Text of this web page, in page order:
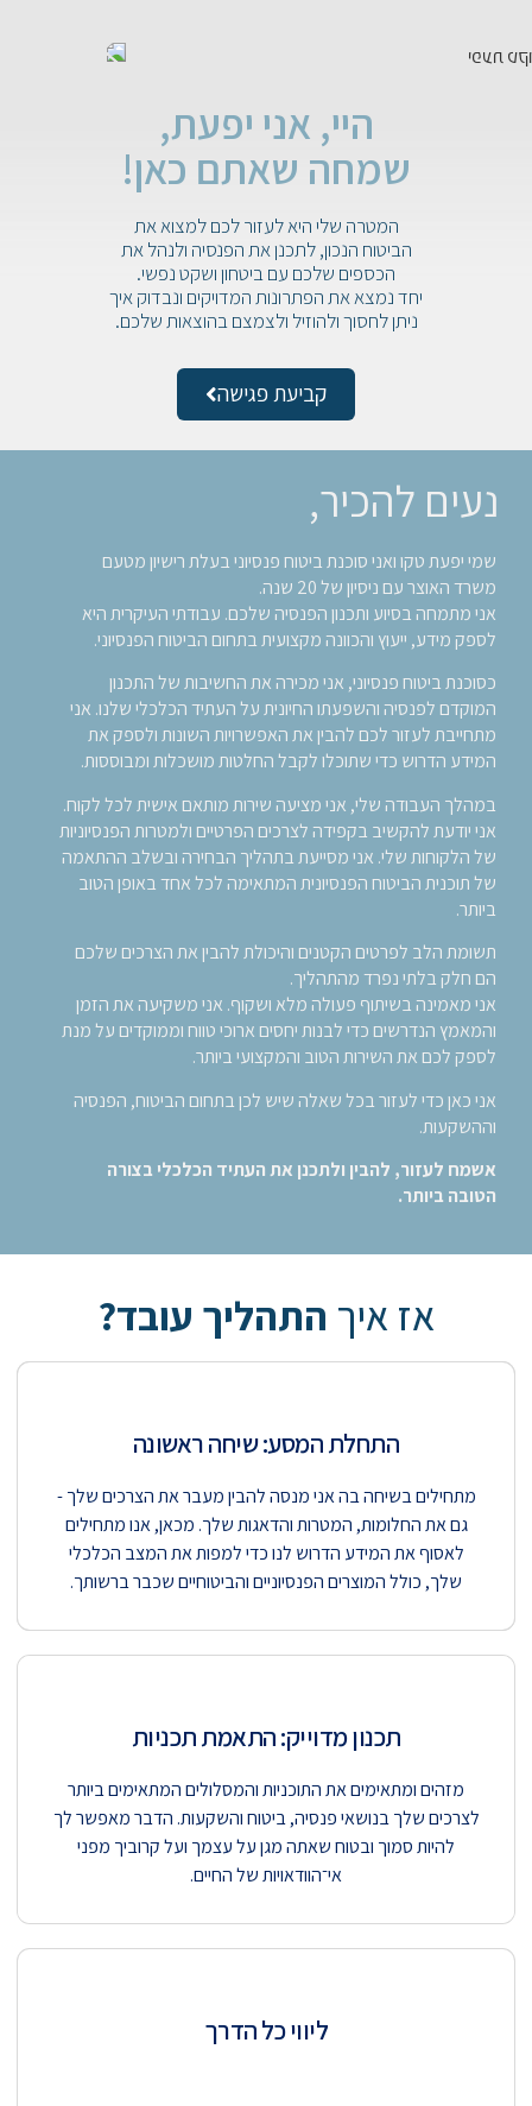
היי, אני יפעת,
שמחה שאתם כאן!
המטרה שלי היא לעזור לכם למצוא את
הביטוח הנכון, לתכנן את הפנסיה ולנהל את
הכספים שלכם עם ביטחון ושקט נפשי.
יחד נמצא את הפתרונות המדויקים ונבדוק איך
ניתן לחסוך ולהוזיל ולצמצם בהוצאות שלכם.
קביעת פגישה
נעים להכיר,
שמי יפעת טקו ואני סוכנת ביטוח פנסיוני בעלתרישיון מטעם
משרד האוצרעם ניסיון של 20 שנה.
אני מתמחה בסיוע ותכנון הפנסיה שלכם. עבודתי העיקרית היא
לספק מידע, ייעוץ והכוונה מקצועית בתחום הביטוח הפנסיוני.
כסוכנת ביטוח פנסיוני, אני מכירה את החשיבות של התכנון
המוקדם לפנסיה והשפעתו החיונית על העתיד הכלכלי שלנו. אני
מתחייבת לעזור לכם להבין את האפשרויות השונות ולספק את
המידע הדרוש כדי שתוכלו לקבל החלטות מושכלות ומבוססות.
במהלך העבודה שלי, אני מציעה שירות מותאם אישית לכל לקוח.
אני יודעת להקשיב בקפידה לצרכים הפרטיים ולמטרות הפנסיוניות
של הלקוחות שלי. אני מסייעת בתהליך הבחירה ובשלב ההתאמה
של תוכנית הביטוח הפנסיונית המתאימה לכל אחד באופן הטוב
ביותר.
תשומת הלב לפרטים הקטנים והיכולת להבין את הצרכים שלכם
הם חלק בלתי נפרד מהתהליך.
אני מאמינה בשיתוף פעולה מלא ושקוף. אני משקיעה את הזמן
והמאמץ הנדרשים כדי לבנות יחסים ארוכי טווח וממוקדים על מנת
לספק לכם את השירות הטוב והמקצועי ביותר.
אני כאן כדי לעזור בכל שאלה שיש לכן בתחום הביטוח, הפנסיה
וההשקעות.
אשמח לעזור, להבין ולתכנן את העתיד הכלכלי בצורה
הטובה ביותר.
אז איך התהליך עובד?
התחלת המסע: שיחה ראשונה​
מתחילים בשיחה בה אני מנסה להבין מעבר את הצרכים שלך -
גם את החלומות, המטרות והדאגות שלך. מכאן, אנו מתחילים
לאסוף את המידע הדרוש לנו כדי למפות את המצב הכלכלי
שלך, כולל המוצרים הפנסיוניים והביטוחיים שכבר ברשותך.
תכנון מדוייק: התאמת תכניות
מזהים ומתאימים את התוכניות והמסלולים המתאימים ביותר
לצרכים שלך בנושאי פנסיה, ביטוח והשקעות. הדבר מאפשר לך
להיות סמוך ובטוח שאתה מגן על עצמך ועל קרוביך מפני
אי־הוודאויות של החיים.
ליווי כל הדרך